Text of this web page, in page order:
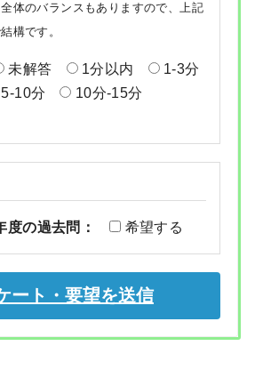
体のバランスもありますので、上記
構です。
未解答 1分以内
1-3分
5-10分
10分-15分
度の過去問： 希望する